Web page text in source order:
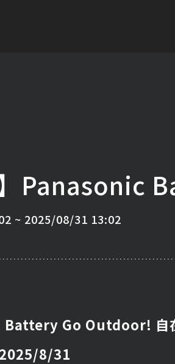
Panasonic
~ 2025/08/31 13:02
Battery Go Outdoor! 自
8/31